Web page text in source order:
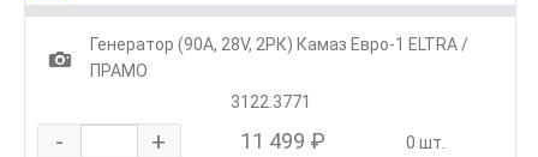
1
Генератор (90А, 28V, 2РК) Камаз Евро-1 ELTRA /
ПРАМО
3122.3771
- + 11 499 ₽ 0 шт.